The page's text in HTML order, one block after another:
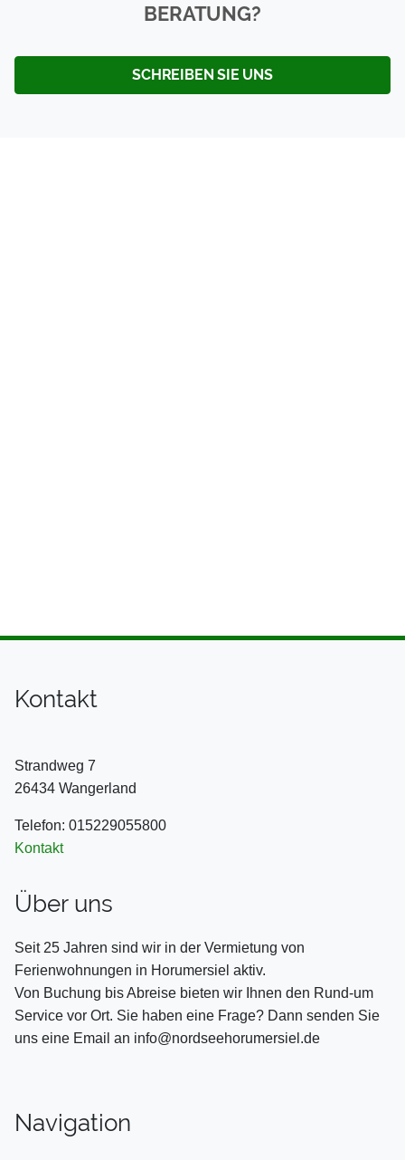
BERATUNG?
SCHREIBEN SIE UNS
Kontakt
Strandweg 7
26434 Wangerland
Telefon: 015229055800
Kontakt
Über uns
Seit 25 Jahren sind wir in der Vermietung von
Ferienwohnungen in Horumersiel aktiv.
Von Buchung bis Abreise bieten wir Ihnen den Rund-um
Service vor Ort. Sie haben eine Frage? Dann senden Sie
uns eine Email an info@nordseehorumersiel.de
Navigation